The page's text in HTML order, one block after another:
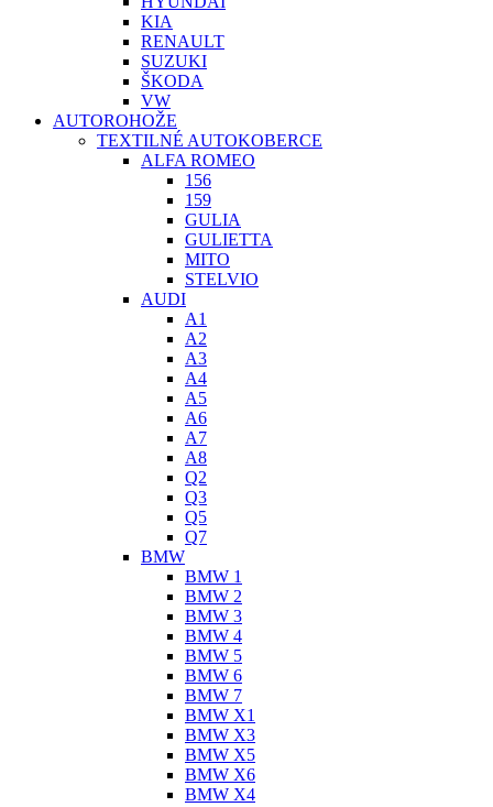
KIA
RENAULT
SUZUKI
ŠKODA
VW
AUTOROHOŽE
TEXTILNÉ AUTOKOBERCE
ALFA ROMEO
156
159
GULIA
GULIETTA
MITO
STELVIO
AUDI
A1
A2
A3
A4
A5
A6
A7
A8
Q2
Q3
Q5
Q7
BMW
BMW 1
BMW 2
BMW 3
BMW 4
BMW 5
BMW 6
BMW 7
BMW X1
BMW X3
BMW X5
BMW X6
BMW X4